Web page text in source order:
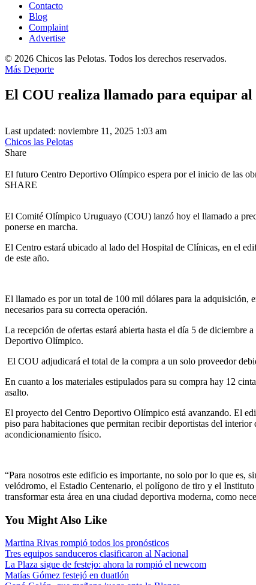
Contacto
Blog
Complaint
Advertise
© 2026 Chicos las Pelotas. Todos los derechos reservados.
Más Deporte
El COU realiza llamado para equipar
Last updated: noviembre 11, 2025 1:03 am
Chicos las Pelotas
Share
El futuro Centro Deportivo Olímpico espera por el inicio de las
SHARE
El Comité Olímpico Uruguayo (COU) lanzó hoy el llamado a
ponerse en marcha.
El Centro estará ubicado al lado del Hospital de Clínicas, en el
de este año.
El llamado es por un total de 100 mil dólares para la adquisición,
necesarios para su correcta operación.
La recepción de ofertas estará abierta hasta el día 5 de diciembre
Deportivo Olímpico.
El COU adjudicará el total de la compra a un solo proveedor
En cuanto a los materiales estipulados para su compra hay 12
asalto.
El proyecto del Centro Deportivo Olímpico está avanzando. El
piso para habitaciones que permitan recibir deportistas del
acondicionamiento físico.
“Para nosotros este edificio es importante, no solo por lo que es,
velódromo, el Estadio Centenario, el polígono de tiro y el
transformar esta área en una ciudad deportiva moderna, como
You Might Also Like
Martina Rivas rompió todos los pronósticos
Tres equipos sanduceros clasificaron al Nacional
La Plaza sigue de festejo: ahora la rompió el newcom
Matías Gómez festejó en duatlón